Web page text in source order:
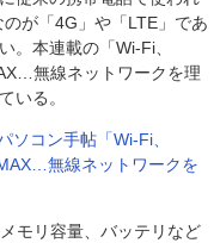
が「4G」や「LTE」であ
。本連載の「Wi-Fi、
無線ネットワークを理
いる。
ソコン手帖「Wi-Fi、
無線ネットワークを
モリ容量、バッテリなど